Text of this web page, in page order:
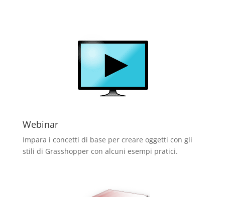
Webinar
Impara i concetti di base per creare oggetti con gli
stili di Grasshopper con alcuni esempi pratici.